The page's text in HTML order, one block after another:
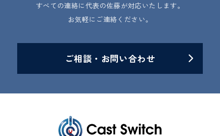
すべての連絡に代表の佐藤が対応いたします。
お気軽にご連絡ください。
ご相談・お問い合わせ